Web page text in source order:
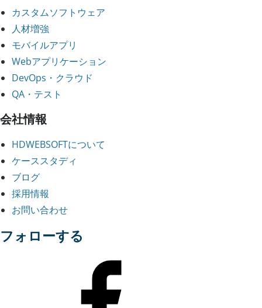
カスタムソフトウェア
人材増強
モバイルアプリ
Webアプリケーション
DevOps・クラウド
QA・テスト
会社情報
HDWEBSOFTについて
ケーススタディ
ブログ
採用情報
お問い合わせ
フォローする